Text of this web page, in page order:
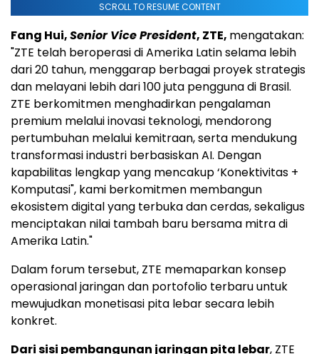
SCROLL TO RESUME CONTENT
Fang Hui,Senior Vice President, ZTE, mengatakan:
"ZTE telah beroperasi di Amerika Latin selama lebih
dari 20 tahun, menggarap berbagai proyek strategis
dan melayani lebih dari 100 juta pengguna di Brasil.
ZTE berkomitmen menghadirkan pengalaman
premium melalui inovasi teknologi, mendorong
pertumbuhan melalui kemitraan, serta mendukung
transformasi industri berbasiskan AI. Dengan
kapabilitas lengkap yang mencakup ‘Konektivitas +
Komputasi", kami berkomitmen membangun
ekosistem digital yang terbuka dan cerdas, sekaligus
menciptakan nilai tambah baru bersama mitra di
Amerika Latin."
Dalam forum tersebut, ZTE memaparkan konsep
operasional jaringan dan portofolio terbaru untuk
mewujudkan monetisasi pita lebar secara lebih
konkret.
Dari sisi pembangunan jaringan pita lebar, ZTE